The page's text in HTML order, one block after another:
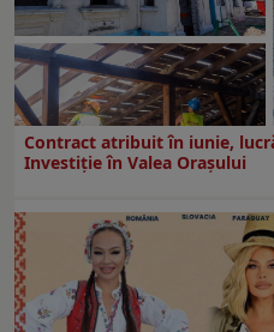
Contract atribuit în iunie,
Investiţie în Valea Oraşului